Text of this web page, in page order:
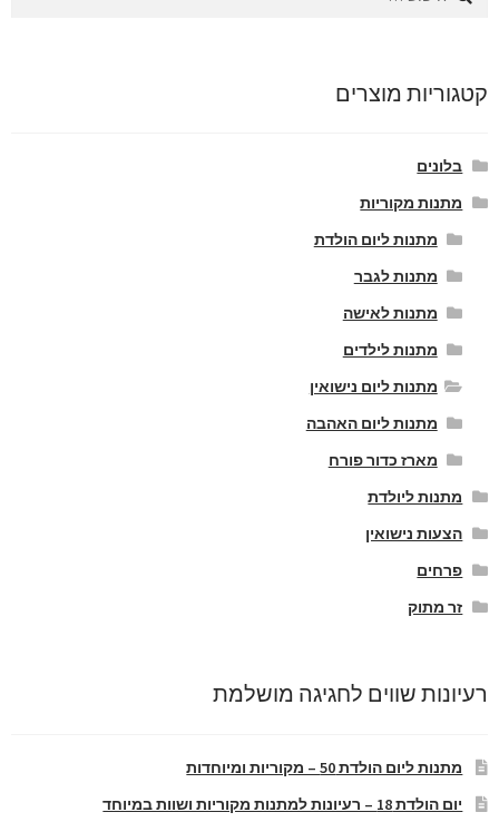
קטגוריות מוצרים
בלונים
מתנות מקוריות
מתנות ליום הולדת
מתנות לגבר
מתנות לאישה
מתנות לילדים
מתנות ליום נישואין
מתנות ליום האהבה
מארז כדור פורח
מתנות ליולדת
הצעות נישואין
פרחים
זר מתוק
רעיונות שווים לחגיגה מושלמת
מתנות ליום הולדת 50 – מקוריות ומיוחדות
יום הולדת 18 – רעיונות למתנות מקוריות ושוות במיוחד